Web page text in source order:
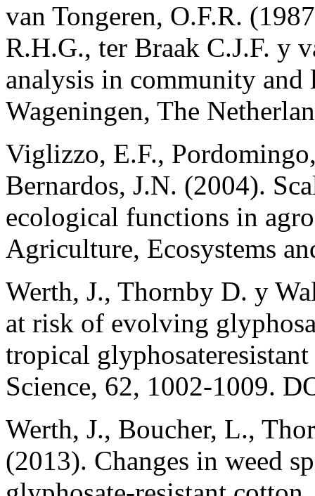
van Tongeren, O.F.R.
R.H.G., ter Braak C.J.F. y
analysis in community and
Wageningen, The
Viglizzo, E.F.,
Bernardos, J.N. (2004).
ecological functions in
Agriculture, Ecosystems
Werth, J., Thornby D. y
at risk of evolving
tropical
Science, 62, 1002-1009.
Werth, J., Boucher, L.,
(2013). Changes in weed